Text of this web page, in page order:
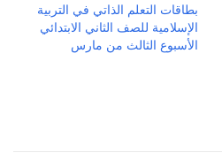
بطاقات التعلم الذاتي في التربية
الإسلامية للصف الثاني الابتدائي
الأسبوع الثالث من مارس